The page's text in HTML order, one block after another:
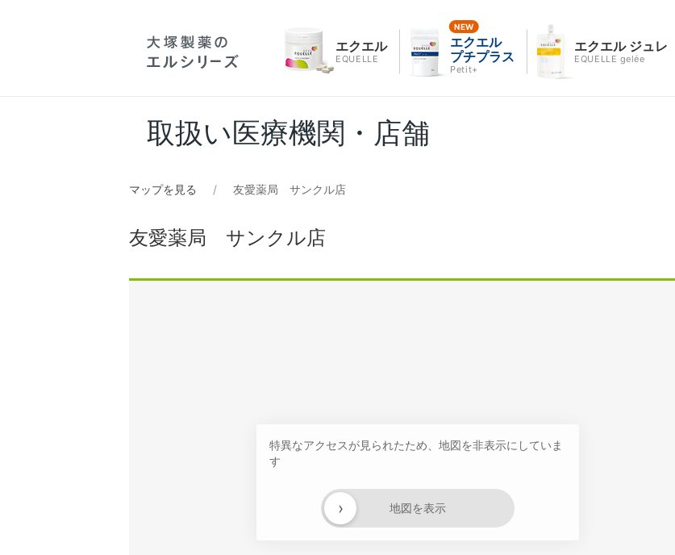
エクエル
EQUELLE
エクエル
プチプラス
Petit+
エクエル ジュレ
EQUELLE gelée
取扱い医療機関・店舗
マップを見る 友愛薬局 サンクル店
友愛薬局 サンクル店
特異なアクセスが見られたため、地図を非表示にしていま
す
地図を表示
›